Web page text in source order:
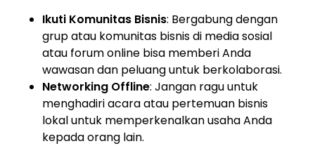
Ikuti Komunitas Bisnis: Bergabung dengan
grup atau komunitas bisnis di media sosial
atau forum online bisa memberi Anda
wawasan dan peluang untuk berkolaborasi.
Networking Offline: Jangan ragu untuk
menghadiri acara atau pertemuan bisnis
lokal untuk memperkenalkan usaha Anda
kepada orang lain.